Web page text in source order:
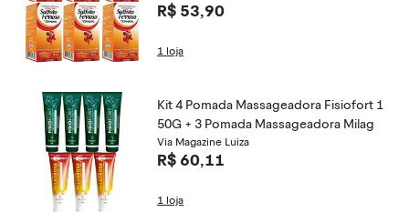
R$ 53,90
1 loja
Kit 4 Pomada Massageadora Fisiofort 1
50G + 3 Pomada Massageadora Milag
Via Magazine Luiza
R$ 60,11
1 loja